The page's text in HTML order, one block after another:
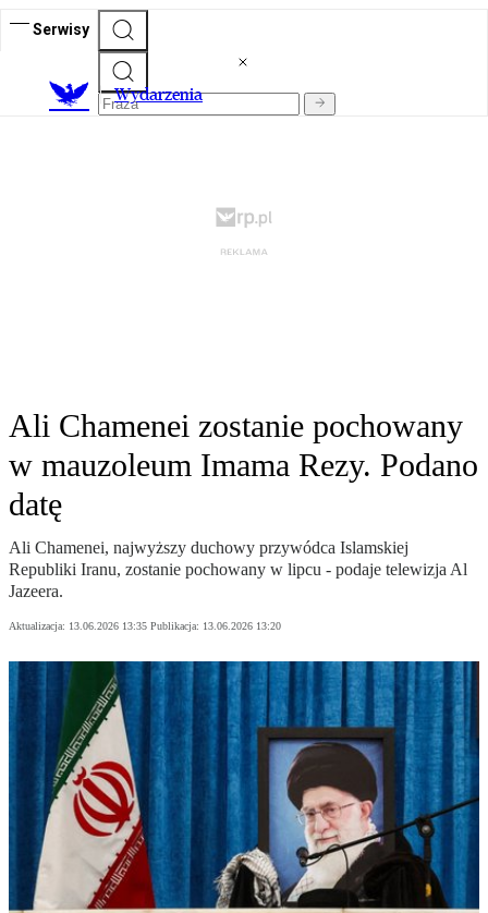
Serwisy
Wydarzenia
Ali Chamenei zostanie pochowany
w mauzoleum Imama Rezy. Podano
datę
Ali Chamenei, najwyższy duchowy przywódca Islamskiej
Republiki Iranu, zostanie pochowany w lipcu - podaje telewizja Al
Jazeera.
Aktualizacja: 13.06.2026 13:35 Publikacja: 13.06.2026 13:20